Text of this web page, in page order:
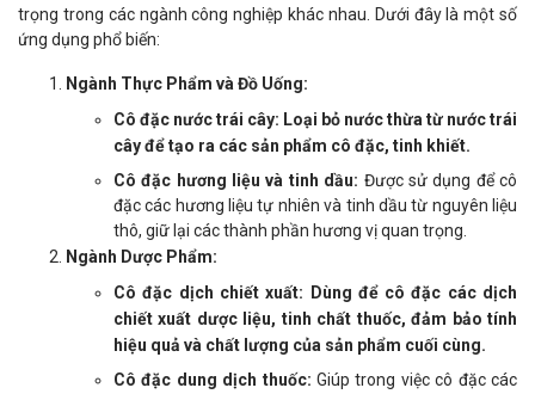
trọng trong các ngành công nghiệp khác nhau. Dưới đây là một số
ứng dụng phổ biến:
Ngành Thực Phẩm và Đồ Uống:
Cô đặc nước trái cây: Loại bỏ nước thừa từ nước trái
cây để tạo ra các sản phẩm cô đặc, tinh khiết.
Cô đặc hương liệu và tinh dầu: Được sử dụng để cô
đặc các hương liệu tự nhiên và tinh dầu từ nguyên liệu
thô, giữ lại các thành phần hương vị quan trọng.
Ngành Dược Phẩm:
Cô đặc dịch chiết xuất: Dùng để cô đặc các dịch
chiết xuất dược liệu, tinh chất thuốc, đảm bảo tính
hiệu quả và chất lượng của sản phẩm cuối cùng.
Cô đặc dung dịch thuốc: Giúp trong việc cô đặc các